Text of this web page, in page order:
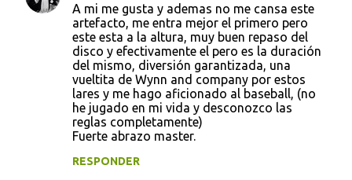
A mi me gusta y ademas no me cansa este
artefacto, me entra mejor el primero pero
este esta a la altura, muy buen repaso del
disco y efectivamente el pero es la duración
del mismo, diversión garantizada, una
vueltita de Wynn and company por estos
lares y me hago aficionado al baseball, (no
he jugado en mi vida y desconozco las
reglas completamente)
Fuerte abrazo master.
RESPONDER